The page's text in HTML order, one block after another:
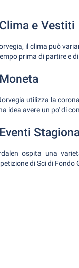
e Vestiti
il clima può
prima di partire e
utilizza la
idea avere un po' di
ospita una
di Sci di Fondo